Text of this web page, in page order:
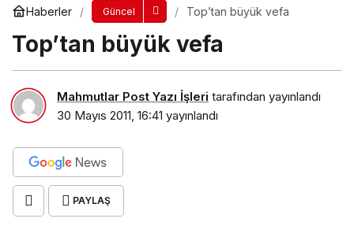
Haberler Güncel Top’tan büyük vefa
Top’tan büyük vefa
Mahmutlar Post Yazı İşleri tarafından yayınlandı
30 Mayıs 2011, 16:41 yayınlandı
PAYLAŞ